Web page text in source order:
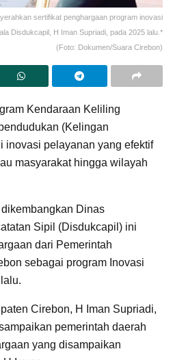
sertifikat penghargaan program inovasi
Disdukcapil, H Iman Supriadi, pada 2025 lalu.*
(Foto: Dokumen/Suara Cirebon)
Kendaraan Keliling
(Kelingan
inovasi pelayanan yang efektif
masyarakat hingga wilayah
Dinas
Sipil (Disdukcapil) ini
dari Pemerintah
sebagai program Inovasi
Cirebon, H Iman Supriadi,
pemerintah daerah
yang disampaikan